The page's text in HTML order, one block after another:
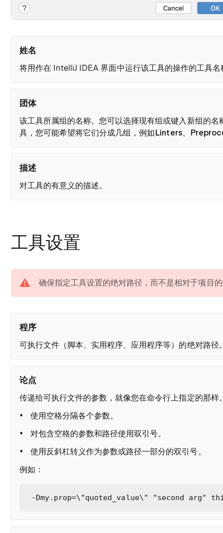
姓名
将用作在 IntelliJ IDEA 界面中运行该工具的操作的工具名
团体
该工具所属组的名称。您可以选择现有组或键入新组的
具，您可能希望将它们分成几组，例如Linters、
描述
对工具的有意义的描述。
工具设置
确保指定工具设置的绝对路径，而不是相对于项目
程序
可执行文件（脚本、实用程序、应用程序等）的绝对路径
论点
传递给可执行文件的参数，就像您在命令行上指定的那样
使用空格分隔各个参数。
对包含空格的参数和路径使用双引号。
使用反斜杠转义作为参数或路径一部分的双引号。
例如：
-Dmy.prop=\"quoted_value\" "second arg"